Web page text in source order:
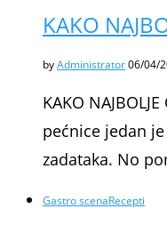
KAKO
byAdministrator06/04/
KAKO
pećnice jedan
zadataka. No
Gastro scenaRecepti